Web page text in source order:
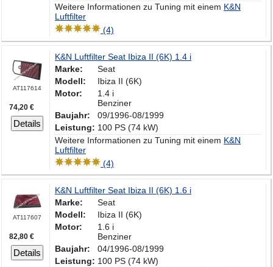
Weitere Informationen zu Tuning mit einem K&N
Luftfilter
(4)
AT117614
74,20 €
Details
K&N Luftfilter Seat Ibiza II (6K) 1.4 i
Marke:
Seat
Modell:
Ibiza II (6K)
Motor:
1.4 i
Benziner
Baujahr:
09/1996-08/1999
Leistung: 100 PS (74 kW)
Weitere Informationen zu Tuning mit einem K&N
Luftfilter
(4)
AT117607
82,80 €
Details
K&N Luftfilter Seat Ibiza II (6K) 1.6 i
Marke:
Seat
Modell:
Ibiza II (6K)
Motor:
1.6 i
Benziner
Baujahr:
04/1996-08/1999
Leistung: 100 PS (74 kW)